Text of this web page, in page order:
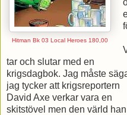
Hitman Bk 03 Local Heroes 180,00
tar och slutar med en
krigsdagbok. Jag måste
jag tycker att krigsreportern
David Axe verkar vara en
skitstövel men den värld han